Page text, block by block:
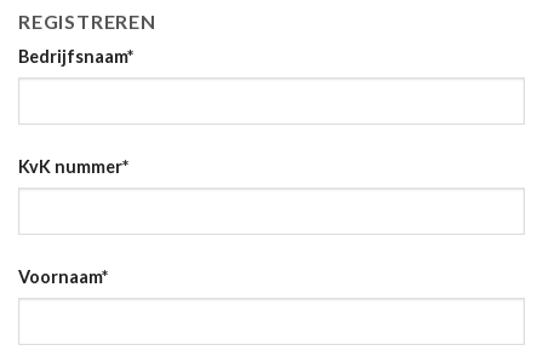
REGISTREREN
Bedrijfsnaam*
KvK nummer*
Voornaam*